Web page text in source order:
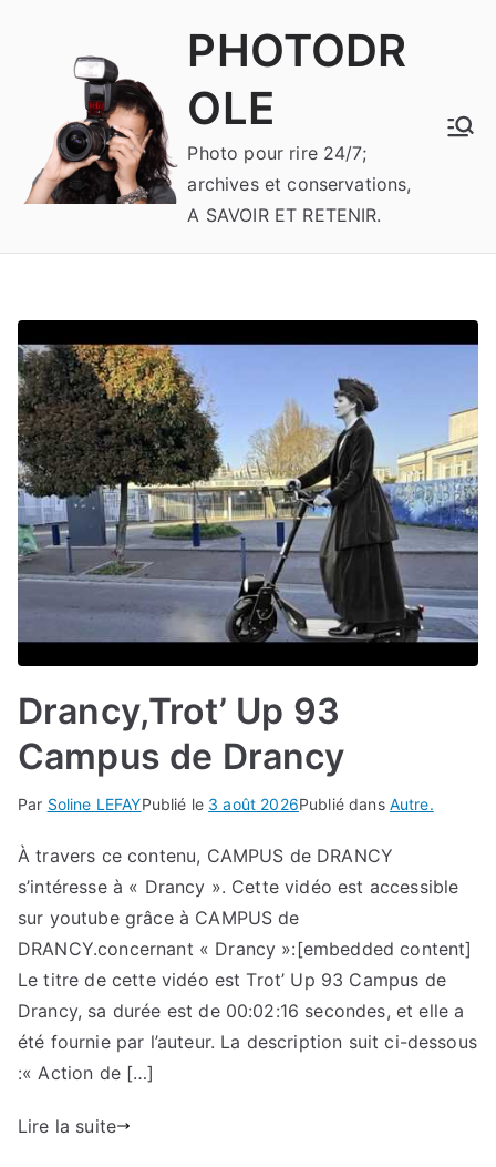
PHOTODR
OLE
Photo pour rire 24/7;
archives et conservations,
A SAVOIR ET RETENIR.
Drancy,Trot’ Up 93
Campus de Drancy
Par Soline LEFAYPublié le 3 août 2026Publié dans Autre.
À travers ce contenu, CAMPUS de DRANCY
s’intéresse à « Drancy ». Cette vidéo est accessible
sur youtube grâce à CAMPUS de
DRANCY.concernant « Drancy »:[embedded content]
Le titre de cette vidéo est Trot’ Up 93 Campus de
Drancy, sa durée est de 00:02:16 secondes, et elle a
été fournie par l’auteur. La description suit ci-dessous
:« Action de […]
Lire la suite